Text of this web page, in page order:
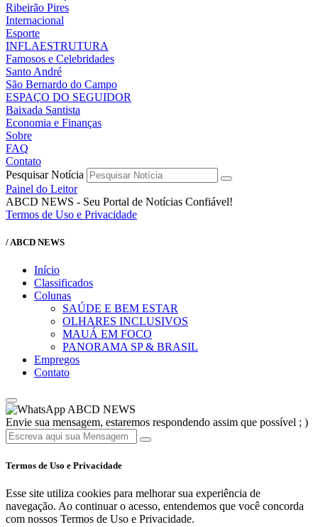
Ribeirão Pires
Internacional
Esporte
INFLAESTRUTURA
Famosos e Celebridades
Santo André
São Bernardo do Campo
ESPAÇO DO SEGUIDOR
Baixada Santista
Economia e Finanças
Sobre
FAQ
Contato
Pesquisar Notícia
Painel do Leitor
ABCD NEWS - Seu Portal de Notícias Confiável!
Termos de Uso e Privacidade
/ ABCD NEWS
Início
Classificados
Colunas
SAÚDE E BEM ESTAR
OLHARES INCLUSIVOS
MAUÁ EM FOCO
PANORAMA SP & BRASIL
Empregos
Contato
ABCD NEWS
Envie sua mensagem, estaremos respondendo assim que possível ; )
Termos de Uso e Privacidade
Esse site utiliza cookies para melhorar sua experiência de
navegação. Ao continuar o acesso, entendemos que você concorda
com nossos Termos de Uso e Privacidade.